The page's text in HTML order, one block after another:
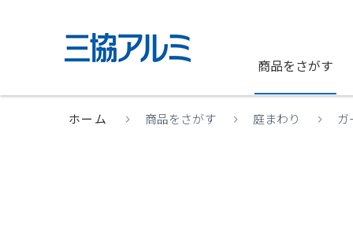
商品をさがす
ホーム 商品をさがす 庭まわり ガ